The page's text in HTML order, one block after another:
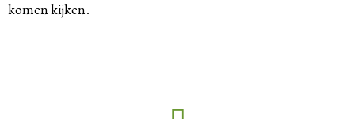
komen kijken.